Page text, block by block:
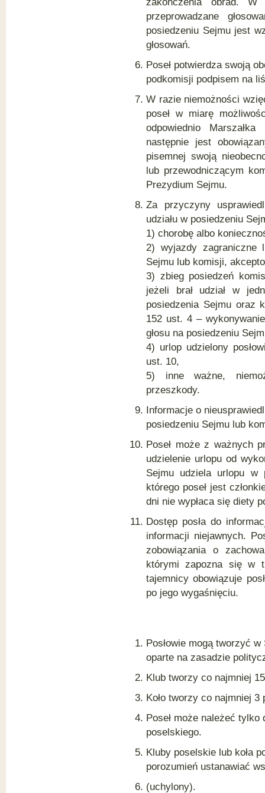
przeprowadzane
posiedzeniu Sejmu jest
głosowań.
Poseł potwierdza swoją
podkomisji podpisem na
W razie niemożności
poseł w miarę
odpowiednio
następnie jest
pisemnej swoją
lub przewodniczącym
Prezydium Sejmu.
Za przyczyny
udziału w posiedzeniu
1) chorobę albo
2) wyjazdy zagraniczne
Sejmu lub komisji,
3) zbieg posiedzeń
jeżeli brał udział w
posiedzenia Sejmu oraz
152 ust. 4 –
głosu na posiedzeniu
4) urlop udzielony
ust. 10,
5) inne ważne,
przeszkody.
Informacje o
posiedzeniu Sejmu lub
Poseł może z ważnych
udzielenie urlopu od
Sejmu udziela urlopu w
którego poseł jest
dni nie wypłaca się diety
Dostęp posła do
informacji niejawnych.
zobowiązania o
którymi zapozna się w
tajemnicy obowiązuje
po jego wygaśnięciu.
Posłowie mogą tworzyć
oparte na zasadzie
Klub tworzy co najmniej 15
Koło tworzy co najmniej 3
Poseł może należeć tylko
poselskiego.
Kluby poselskie lub koła
porozumień ustanawiać
(uchylony).